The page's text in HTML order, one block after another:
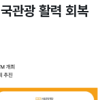
국관광 활력 회복